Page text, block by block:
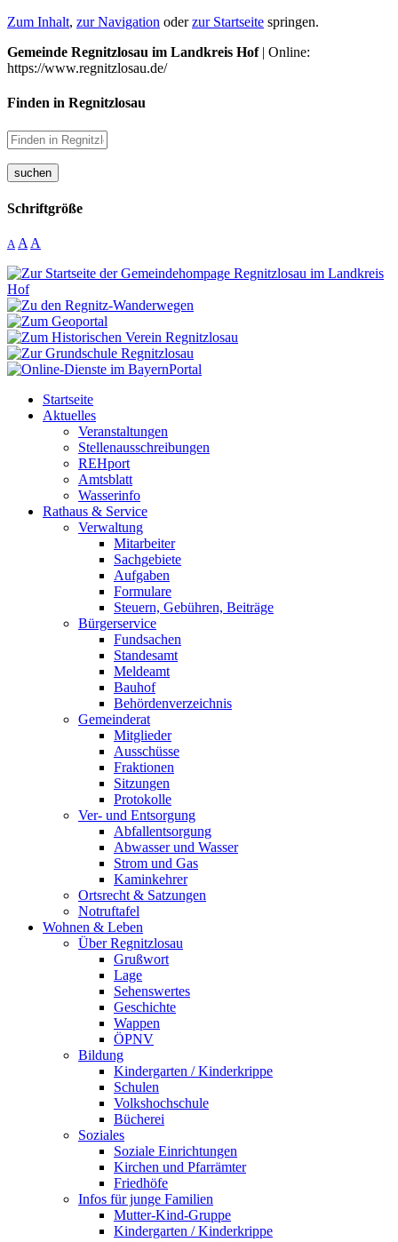
Zum Inhalt, zur Navigation oderzur Startseite springen.
Gemeinde Regnitzlosau im Landkreis Hof| Online:
https://www.regnitzlosau.de/
Finden in Regnitzlosau
suchen
Schriftgröße
A A A
Startseite
Aktuelles
Veranstaltungen
Stellenausschreibungen
REHport
Amtsblatt
Wasserinfo
Rathaus & Service
Verwaltung
Mitarbeiter
Sachgebiete
Aufgaben
Formulare
Steuern, Gebühren, Beiträge
Bürgerservice
Fundsachen
Standesamt
Meldeamt
Bauhof
Behördenverzeichnis
Gemeinderat
Mitglieder
Ausschüsse
Fraktionen
Sitzungen
Protokolle
Ver- und Entsorgung
Abfallentsorgung
Abwasser und Wasser
Strom und Gas
Kaminkehrer
Ortsrecht & Satzungen
Notruftafel
Wohnen & Leben
Über Regnitzlosau
Grußwort
Lage
Sehenswertes
Geschichte
Wappen
ÖPNV
Bildung
Kindergarten / Kinderkrippe
Schulen
Volkshochschule
Bücherei
Soziales
Soziale Einrichtungen
Kirchen und Pfarrämter
Friedhöfe
Infos für junge Familien
Mutter-Kind-Gruppe
Kindergarten / Kinderkrippe